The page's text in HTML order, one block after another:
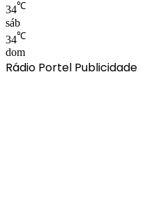
34℃
sáb
34℃
dom
Rádio Portel Publicidade